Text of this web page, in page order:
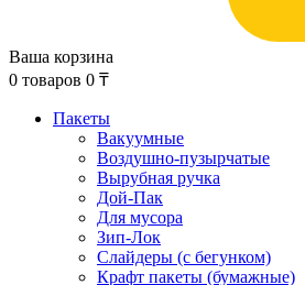
Ваша корзина
0 товаров 0 ₸
Пакеты
Вакуумные
Воздушно-пузырчатые
Вырубная ручка
Дой-Пак
Для мусора
Зип-Лок
Слайдеры (с бегунком)
Крафт пакеты (бумажные)